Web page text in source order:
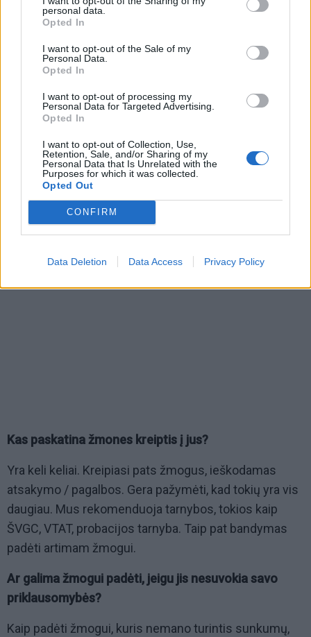
personal data.
Opted In
I want to opt-out of the Sale of my
Personal Data.
Opted In
I want to opt-out of processing my
Personal Data for Targeted Advertising.
Opted In
I want to opt-out of Collection, Use,
Retention, Sale, and/or Sharing of my
Personal Data that Is Unrelated with the
Purposes for which it was collected.
Opted Out
CONFIRM
Data Deletion Data Access Privacy Policy
pokyčiams, padėti surasti priimtiną pagalbą, atpažinti
reabilitacijos.
kompleksinę pagalbą. Nesame psichiatrai ar
psichoterapeutai, negydome. Esame arčiausiai
žmogaus su tikslu išgirsti, priimti ir padėti atpažinti
situaciją, suteikti priimtiną pagalbą, siekiant pakeisti
gyvenimo kokybę. Žodžiai "Šalia žmogaus“ labiausiai
atspindi konsultanto poziciją.
Kas paskatina žmones kreiptis į jus?
Yra keli keliai. Kreipiasi pats žmogus, ieškodamas
atsakymo / pagalbos. Gera pažymėti, kad tokių yra vis
daugiau. Mus rekomenduoja tarnybos, tokios kaip
ŠVGC, VTAT, probacijos tarnyba. Taip pat bandymas
padėti artimam žmogui.
Ar galima žmogui padėti, jeigu jis nesuvokia savo
priklausomybės?
Kaip padėti žmogui, kuris nemano turintis sunkumų,